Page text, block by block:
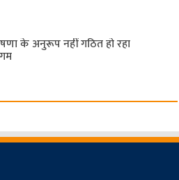
के अनुरूप नहीं गठित हो रहा